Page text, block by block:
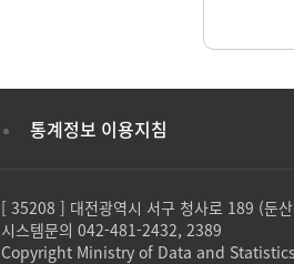
통계정보 이용지침
[ 35208 ] 대전광역시 서구 청사로 189 (둔
시스템문의 042-481-2432, 2389
Copyright Ministry of Data and